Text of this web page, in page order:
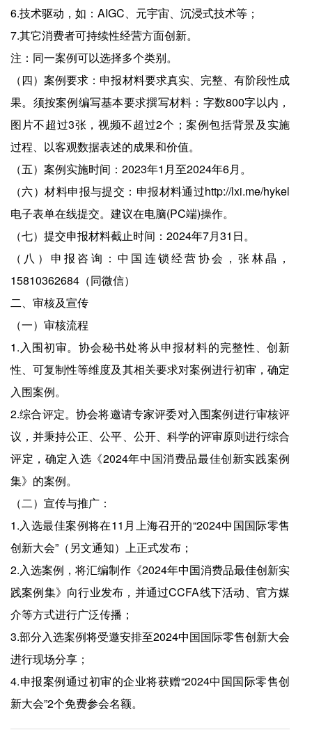
6.技术驱动，如：AIGC、元宇宙、沉浸式技术等；
7.其它消费者可持续性经营方面创新。
注：同一案例可以选择多个类别。
（四）案例要求：申报材料要求真实、完整、有阶段性成
果。须按案例编写基本要求撰写材料：字数800字以内，
图片不超过3张，视频不超过2个；案例包括背景及实施
过程、以客观数据表述的成果和价值。
（五）案例实施时间：2023年1月至2024年6月。
（六）材料申报与提交：申报材料通过http://lxi.me/hykel
电子表单在线提交。建议在电脑(PC端)操作。
（七）提交申报材料截止时间：2024年7月31日。
（八）申报咨询：中国连锁经营协会，张林晶，
15810362684（同微信）
二、审核及宣传
（一）审核流程
1.入围初审。协会秘书处将从申报材料的完整性、创新
性、可复制性等维度及其相关要求对案例进行初审，确定
入围案例。
2.综合评定。协会将邀请专家评委对入围案例进行审核评
议，并秉持公正、公平、公开、科学的评审原则进行综合
评定，确定入选《2024年中国消费品最佳创新实践案例
集》的案例。
（二）宣传与推广：
1.入选最佳案例将在11月上海召开的“2024中国国际零售
创新大会”（另文通知）上正式发布；
2.入选案例，将汇编制作《2024年中国消费品最佳创新实
践案例集》向行业发布，并通过CCFA线下活动、官方媒
介等方式进行广泛传播；
3.部分入选案例将受邀安排至2024中国国际零售创新大会
进行现场分享；
4.申报案例通过初审的企业将获赠“2024中国国际零售创
新大会”2个免费参会名额。